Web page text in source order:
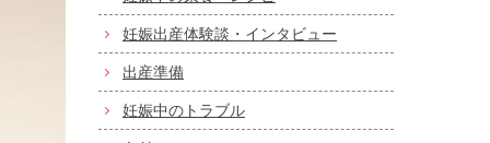
妊娠出産体験談・インタビュー
出産準備
妊娠中のトラブル